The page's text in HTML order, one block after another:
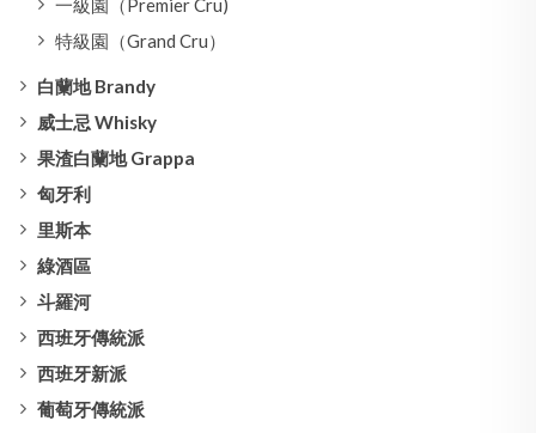
一級園（Premier Cru)
特級園（Grand Cru）
白蘭地 Brandy
威士忌 Whisky
果渣白蘭地 Grappa
匈牙利
里斯本
綠酒區
斗羅河
西班牙傳統派
西班牙新派
葡萄牙傳統派